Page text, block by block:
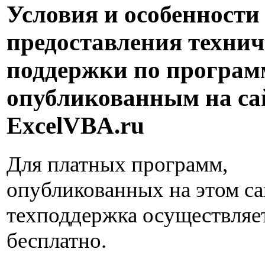
Условия и особенности
предоставления
поддержки по
опубликованным на
ExcelVBA.ru
Для платных программ,
опубликованных на этом
техподдержка
бесплатно.